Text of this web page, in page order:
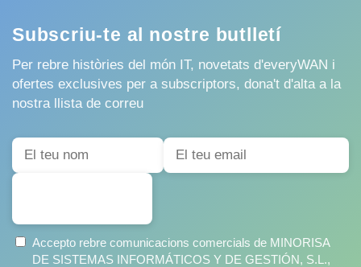
Subscriu-te al nostre butlletí
Per rebre històries del món IT, novetats d'everyWAN i
ofertes exclusives per a subscriptors, dona't d'alta a la
nostra llista de correu
Accepto rebre comunicacions comercials de MINORISA
DE SISTEMAS INFORMÁTICOS Y DE GESTIÓN, S.L.,